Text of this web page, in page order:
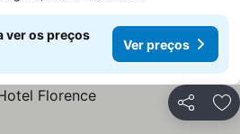
ver os preços
Ver preços
Partilhar